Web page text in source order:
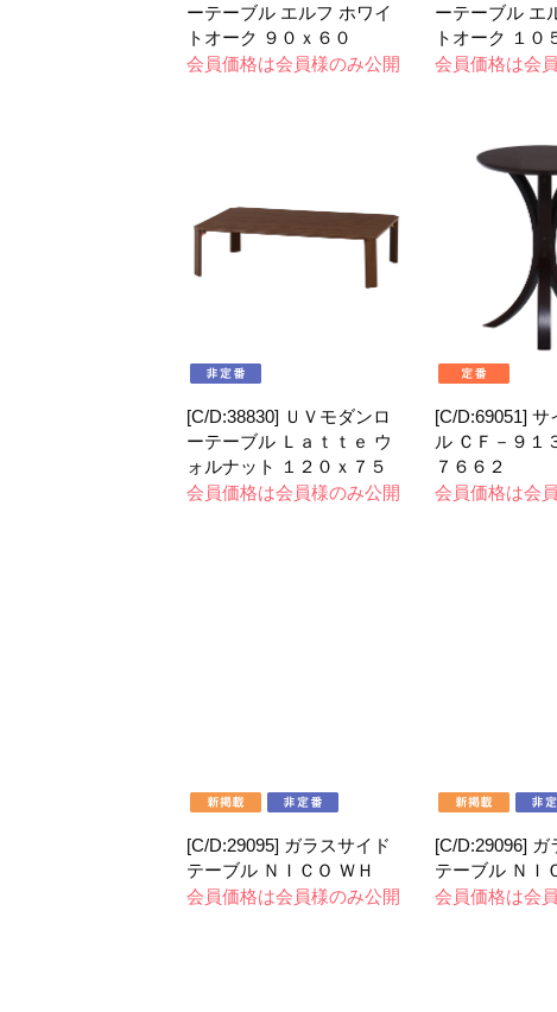
ーテーブル エルフ ホワイ
トオーク ９０ｘ６０
会員価格は会員様のみ公開
ーテーブル エ
トオーク １０
会員価格は会
[C/D:38830] ＵＶモダンロ
ーテーブル Ｌａｔｔｅ ウ
ォルナット １２０ｘ７５
会員価格は会員様のみ公開
[C/D:69051] サ
ル ＣＦ－９１
７６６２
会員価格は会
[C/D:29095] ガラスサイド
テーブル ＮＩＣＯ ＷＨ
会員価格は会員様のみ公開
[C/D:29096] ガ
テーブル ＮＩ
会員価格は会